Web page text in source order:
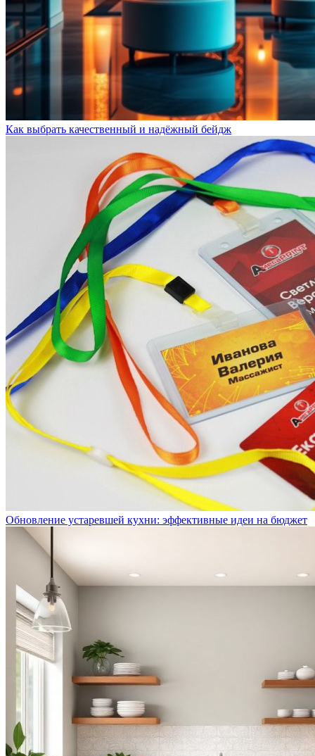
Как выбрать качественный и надёжный бейдж
Обновление устаревшей кухни: эффективные идеи на бюджет